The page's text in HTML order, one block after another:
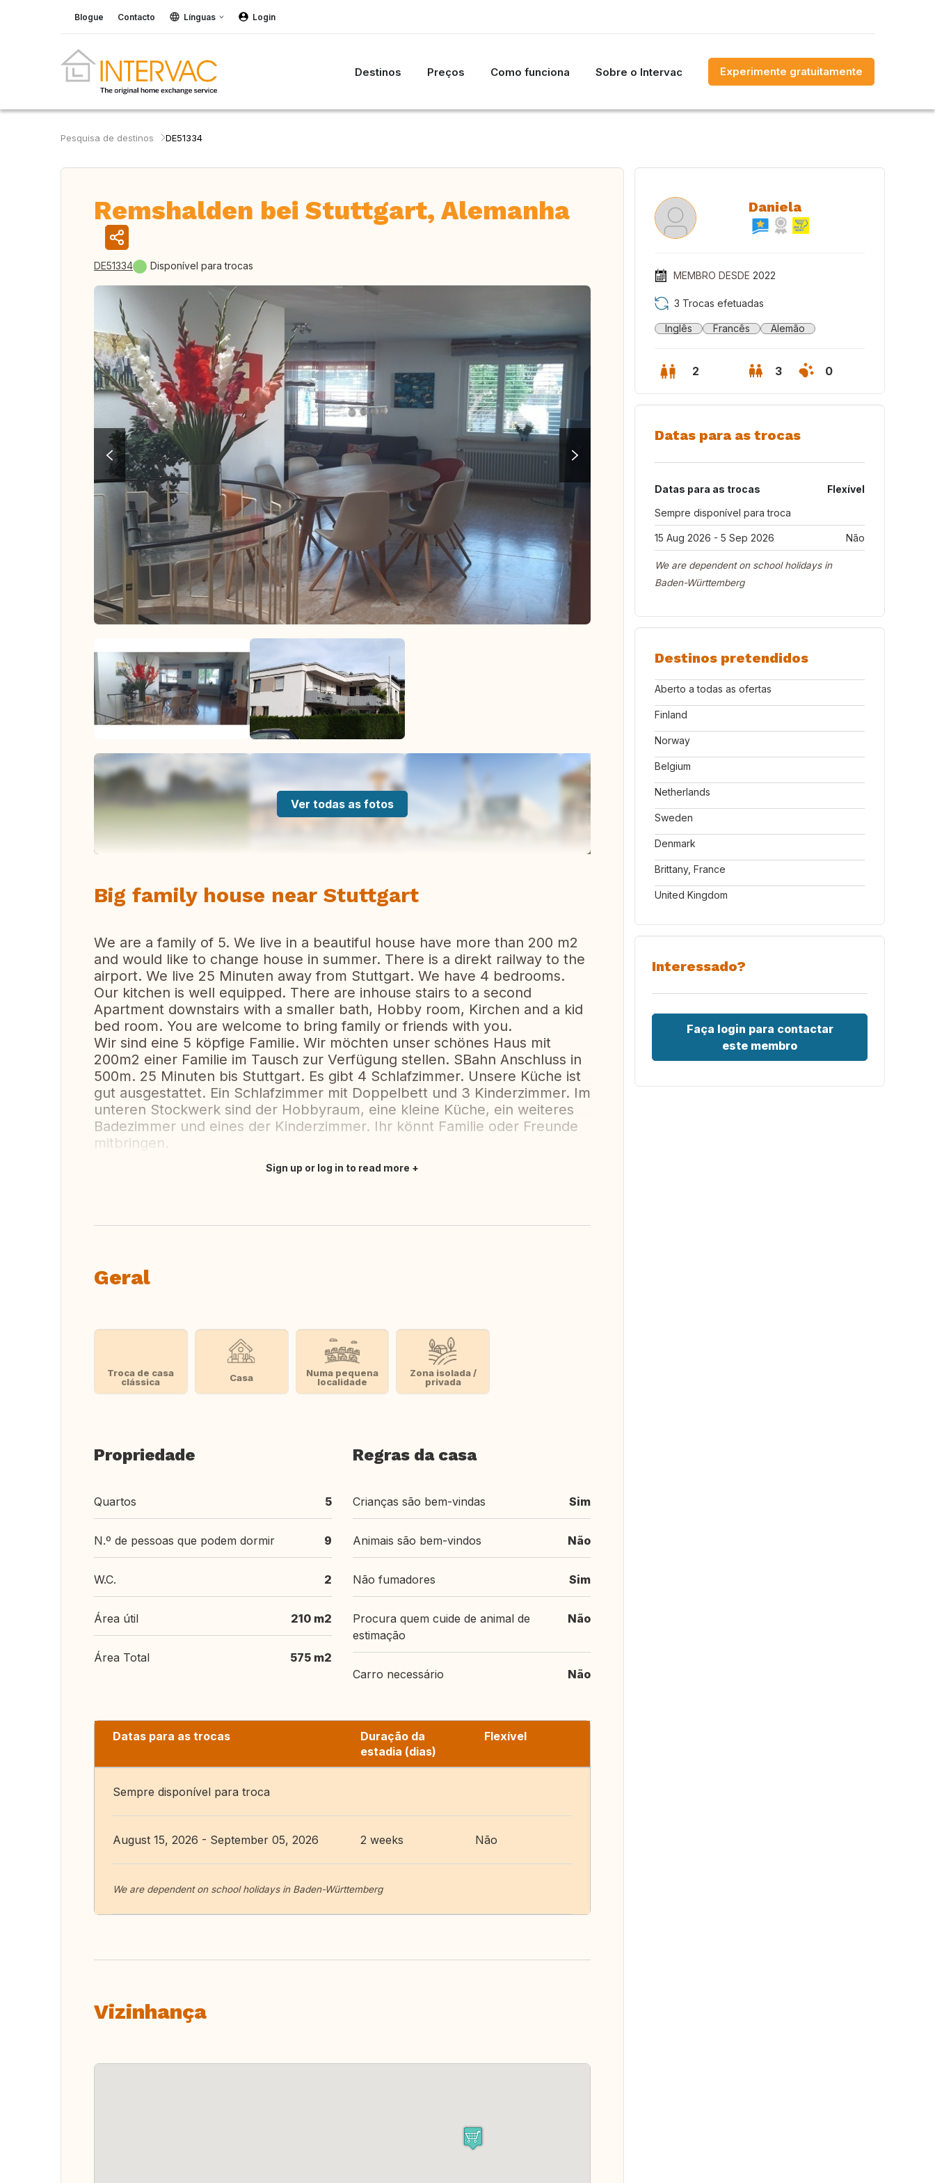
Blogue Contacto Línguas Login
Destinos Preços Como funciona Sobre o Intervac Experimente gratuitamente
Pesquisa de destinos DE51334
Remshalden bei Stuttgart, Alemanha
DE51334 Disponível para trocas
Ver todas as fotos
Big family house near Stuttgart
We are a family of 5. We live in a beautiful house have more than 200 m2
and would like to change house in summer. There is a direkt railway to the
airport. We live 25 Minuten away from Stuttgart. We have 4 bedrooms.
Our kitchen is well equipped. There are inhouse stairs to a second
Apartment downstairs with a smaller bath, Hobby room, Kirchen and a kid
bed room. You are welcome to bring family or friends with you.
Wir sind eine 5 köpfige Familie. Wir möchten unser schönes Haus mit
200m2 einer Familie im Tausch zur Verfügung stellen. SBahn Anschluss in
500m. 25 Minuten bis Stuttgart. Es gibt 4 Schlafzimmer. Unsere Küche ist
gut ausgestattet. Ein Schlafzimmer mit Doppelbett und 3 Kinderzimmer. Im
unteren Stockwerk sind der Hobbyraum, eine kleine Küche, ein weiteres
Badezimmer und eines der Kinderzimmer. Ihr könnt Familie oder Freunde
mitbringen.
Sign up or log in to read more
Geral
Troca de casa
clássica
Casa
Numa pequena
localidade
Zona isolada /
privada
Propriedade
Quartos 5
N.º de pessoas que podem dormir 9
W.C. 2
Área útil 210 m2
Área Total 575 m2
Regras da casa
Crianças são bem-vindas Sim
Animais são bem-vindos Não
Não fumadores Sim
Procura quem cuide de animal de
estimação
Não
Carro necessário Não
Datas para as trocas
Duração da
estadia (dias)
Flexível
Sempre disponível para troca
August 15, 2026 - September 05, 2026 2 weeks Não
We are dependent on school holidays in Baden-Württemberg
Vizinhança
Daniela
MEMBRO DESDE 2022
3 Trocas efetuadas
Inglês Francês Alemão
2 3 0
Datas para as trocas
Datas para as trocas
Flexível
Sempre disponível para troca
15 Aug 2026 - 5 Sep 2026 Não
We are dependent on school holidays in
Baden-Württemberg
Destinos pretendidos
Aberto a todas as ofertas
Finland
Norway
Belgium
Netherlands
Sweden
Denmark
Brittany, France
United Kingdom
Interessado?
Faça login para contactar
este membro